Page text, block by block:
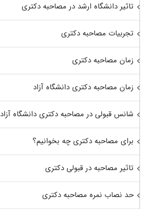
تاثیر دانشگاه ارشد در مصاحبه دکتری
تجربیات مصاحبه دکتری
زمان مصاحبه دکتری
زمان مصاحبه دکتری دانشگاه آزاد
شانس قبولی در مصاحبه دکتری دانشگاه آزاد
برای مصاحبه دکتری چه بخوانیم؟
تاثیر مصاحبه در قبولی دکتری
حد نصاب نمره مصاحبه دکتری